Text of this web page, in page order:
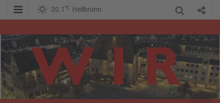
20.1 ℃ Heilbronn
wir-hn.de –
wirland.eu